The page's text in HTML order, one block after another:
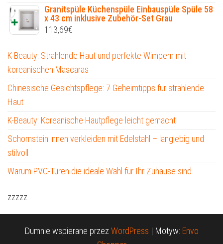
Granitspüle Küchenspüle Einbauspüle Spüle 58
x 43 cm inklusive Zubehör-Set Grau
113,69€
K-Beauty: Strahlende Haut und perfekte Wimpern mit
koreanischen Mascaras
Chinesische Gesichtspflege: 7 Geheimtipps für strahlende
Haut
K-Beauty: Koreanische Hautpflege leicht gemacht
Schornstein innen verkleiden mit Edelstahl – langlebig und
stilvoll
Warum PVC-Türen die ideale Wahl für Ihr Zuhause sind
zzzzz
Dumnie wspierane przezWordPress | Motyw: Envo